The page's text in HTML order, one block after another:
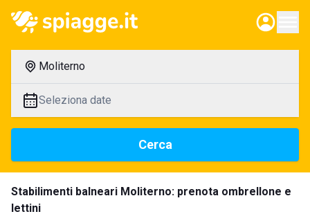
Moliterno
Seleziona date
Cerca
Stabilimenti balneari Moliterno: prenota ombrellone e
lettini